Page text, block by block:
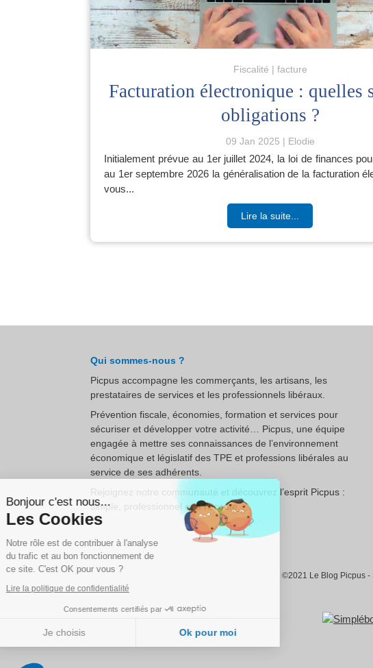
Fiscalité facture
Facturation électronique : quelles
obligations ?
09 Jan 2025 Elodie
Initialement prévue au 1er juillet 2024, la loi de finances
au 1er septembre 2026 la généralisation de la facturation
vous...
Lire la suite...
Qui sommes-nous ?
Picpus accompagne les commerçants, les artisans, les
prestataires de services et les professionnels libéraux.
Prévention fiscale, économies, formation et services pour
sécuriser et développer votre activité… Picpus, une équipe
engagée à mettre ses connaissances de l’environnement
économique et législatif des TPE et professions libérales au
service de ses adhérents.
Rejoignez notre communauté et découvrez l’esprit Picpus :
simple, professionnel et à l’écoute.
©2021 Le Blog Picpus -
Continuer sans accepter
Bonjour c'est nous...
Les Cookies
Notre rôle est de contribuer à l'analyse
du trafic et au bon fonctionnement de
ce site. C'est OK pour vous ?
Lire la politique de confidentialité
Consentements certifiés par
Je choisis Ok pour moi
Notre plateforme vous permet d'adapter et de gérer vos paramètres de confidentialité, en garantissant la